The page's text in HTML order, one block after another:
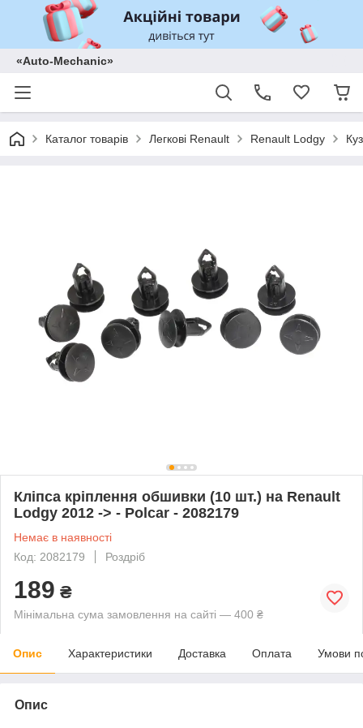
«Auto-Mechanic»
Каталог товарів Легкові Renault Renault Lodgy
Кліпса кріплення обшивки (10 шт.) на Renault
Lodgy 2012 -> - Polcar - 2082179
Немає в наявності
Код: 2082179
Роздріб
189 ₴
Мінімальна сума замовлення на сайті — 400 ₴
Опис Характеристики Доставка Оплата Умови
Опис